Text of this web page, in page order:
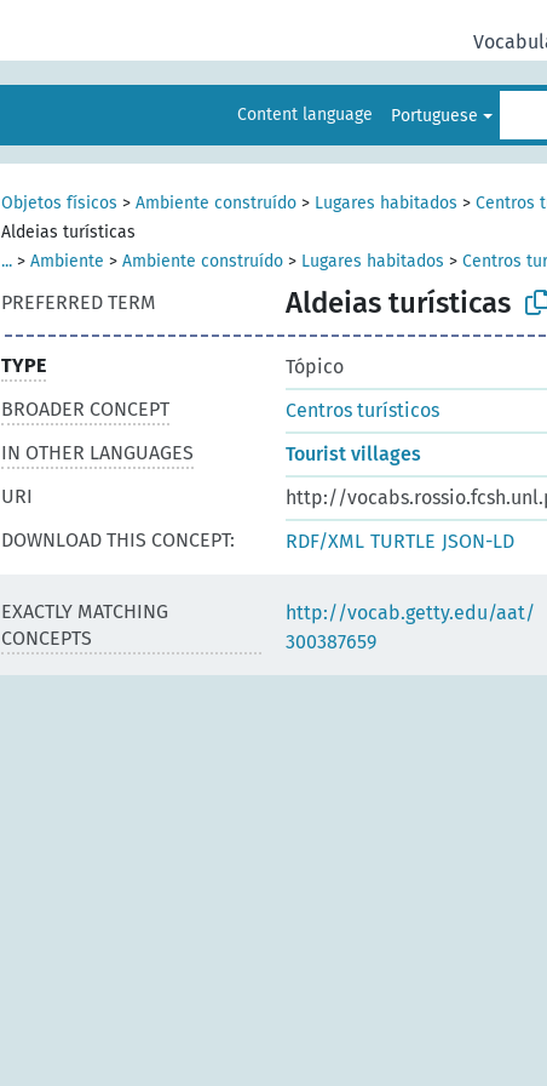
Content language Portuguese
Objetos físicos > Ambiente construído > Lugares habitados > Centros
Aldeias turísticas
... > Ambiente > Ambiente construído > Lugares habitados > Centros
PREFERRED TERM Aldeias turísticas
TYPE
Tópico
BROADER CONCEPT
Centros turísticos
IN OTHER LANGUAGES
Tourist villages
URI
http://
DOWNLOAD THIS CONCEPT:
RDF/XML TURTLE JSON-LD
EXACTLY MATCHING
CONCEPTS
http://vocab.getty.edu/aat/
300387659